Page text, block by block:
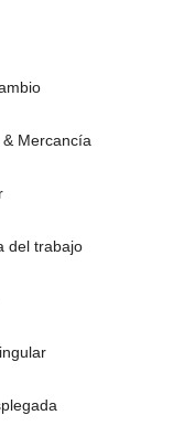
Mercancía
del trabajo